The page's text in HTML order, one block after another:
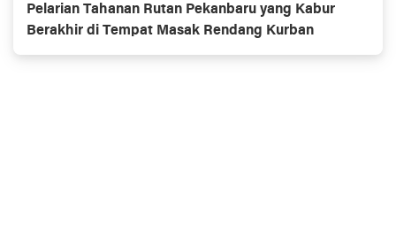
Pelarian Tahanan Rutan Pekanbaru yang Kabur
Berakhir di Tempat Masak Rendang Kurban